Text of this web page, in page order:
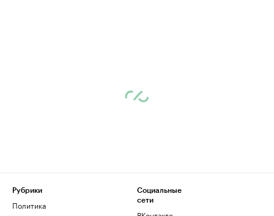
Рубрики
Политика
Социальные
сети